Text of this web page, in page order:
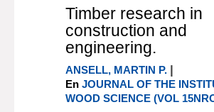
Timber research in
construction and
engineering.
ANSELL, MARTIN P. |
EnJOURNAL OF THE
WOOD SCIENCE (VOL